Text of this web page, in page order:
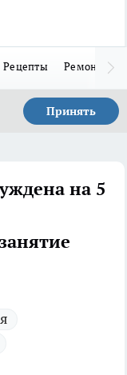
Рецепты Ремонт
Принять
на 5